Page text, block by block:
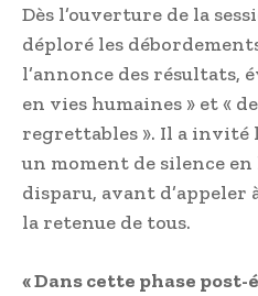
Dès l’ouverture de la
déploré les
l’annonce des résultats,
en vies humaines » et «
regrettables ». Il a invité
un moment de silence en
disparu, avant d’appeler
la retenue de tous.
« Dans cette phase